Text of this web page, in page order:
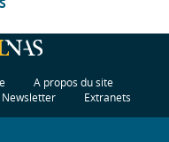
A propos du site
Newsletter Extranets